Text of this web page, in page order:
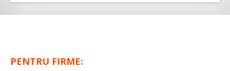
PENTRU FIRME: